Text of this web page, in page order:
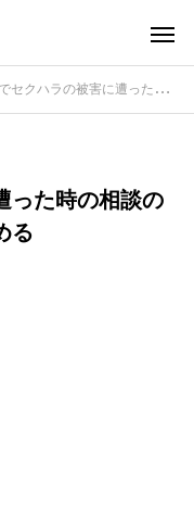
の被害に遭った時の相談の窓口！我慢せずに助けを求める
った時の相談の
る